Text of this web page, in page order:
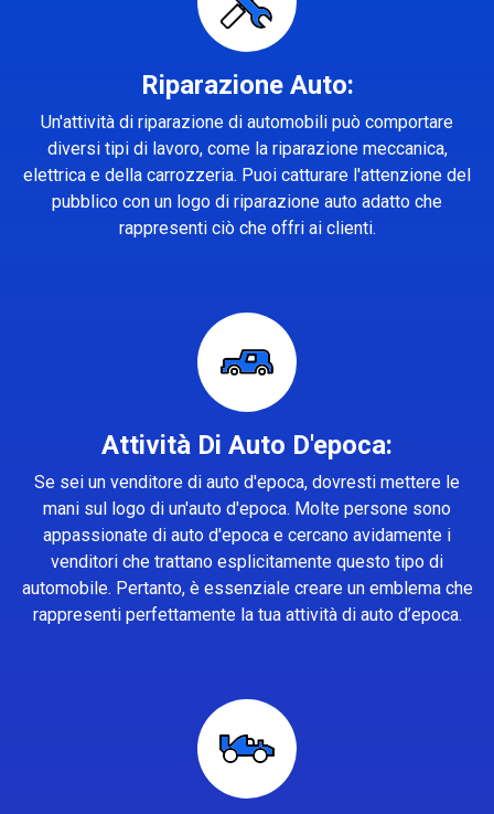
Riparazione Auto:
Un'attività di riparazione di automobili può comportare
diversi tipi di lavoro, come la riparazione meccanica,
elettrica e della carrozzeria. Puoi catturare l'attenzione del
pubblico con un logo di riparazione auto adatto che
rappresenti ciò che offri ai clienti.
Attività Di Auto D'epoca:
Se sei un venditore di auto d'epoca, dovresti mettere le
mani sul logo di un'auto d'epoca. Molte persone sono
appassionate di auto d'epoca e cercano avidamente i
venditori che trattano esplicitamente questo tipo di
automobile. Pertanto, è essenziale creare un emblema che
rappresenti perfettamente la tua attività di auto d’epoca.